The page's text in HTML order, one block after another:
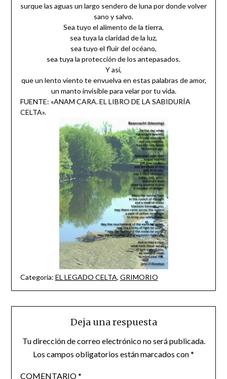
surque las aguas un largo sendero de luna por donde volver
sano y salvo.
Sea tuyo el alimento de la tierra,
sea tuya la claridad de la luz,
sea tuyo el fluir del océano,
sea tuya la protección de los antepasados.
Y así,
que un lento viento te envuelva en estas palabras de amor,
un manto invisible para velar por tu vida.
FUENTE: «ANAM CARA. EL LIBRO DE LA SABIDURÍA
CELTA».
Categoría: EL LEGADO CELTA, GRIMORIO
Deja una respuesta
Tu dirección de correo electrónico no será publicada.
Los campos obligatorios están marcados con*
COMENTARIO*